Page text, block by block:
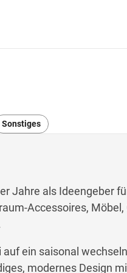
Sonstiges
Jahre als Ideengeber
Accessoires,
auf ein saisonal
modernes Design